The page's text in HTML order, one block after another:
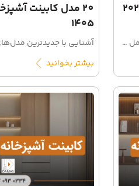
معرفی بهترین مدل‌های کابینت آشپزخانه شامل مدرن، کلاسیک، نئوکلاسیک و مینیمال با نمونه‌کارهای واقعی گروه داماس. راهنمای انتخاب مدل مناسب آشپزخانه شما
20 مدل کابینت
۱۴۰۵
بیشتر بخوانید